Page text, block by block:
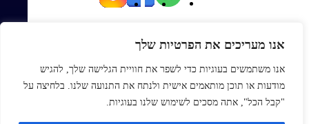
אנו מעריכים את הפרטיות שלך
אנו משתמשים בעוגיות כדי לשפר את חוויית הגלישה שלך, להגיש
מודעות או תוכן מותאמים אישית ולנתח את התנועה שלנו. בלחיצה על
"קבל הכל", אתה מסכים לשימוש שלנו בעוגיות.
Office@topmexp.co.il
0723941168